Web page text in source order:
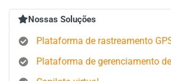
Nossas Soluções
Plataforma de rastreamento
Plataforma de gerenciamento